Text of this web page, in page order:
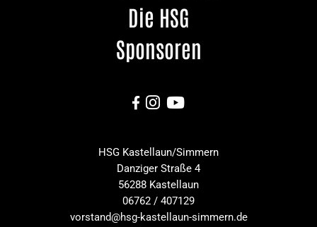
Die HSG
Sponsoren
  
HSG Kastellaun/Simmern
Danziger Straße 4
56288 Kastellaun
06762 / 407129
vorstand@hsg-kastellaun-simmern.de